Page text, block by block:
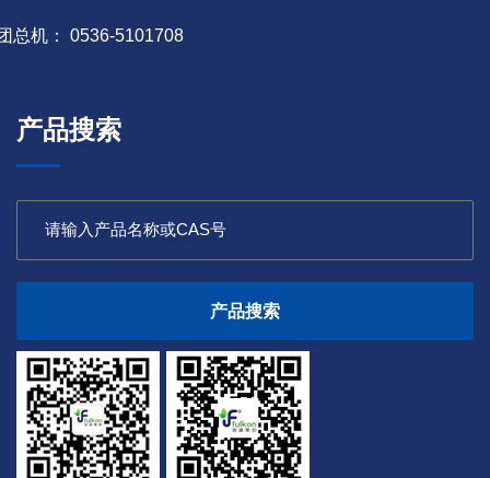
总机： 0536-5101708
产品搜索
产品搜索